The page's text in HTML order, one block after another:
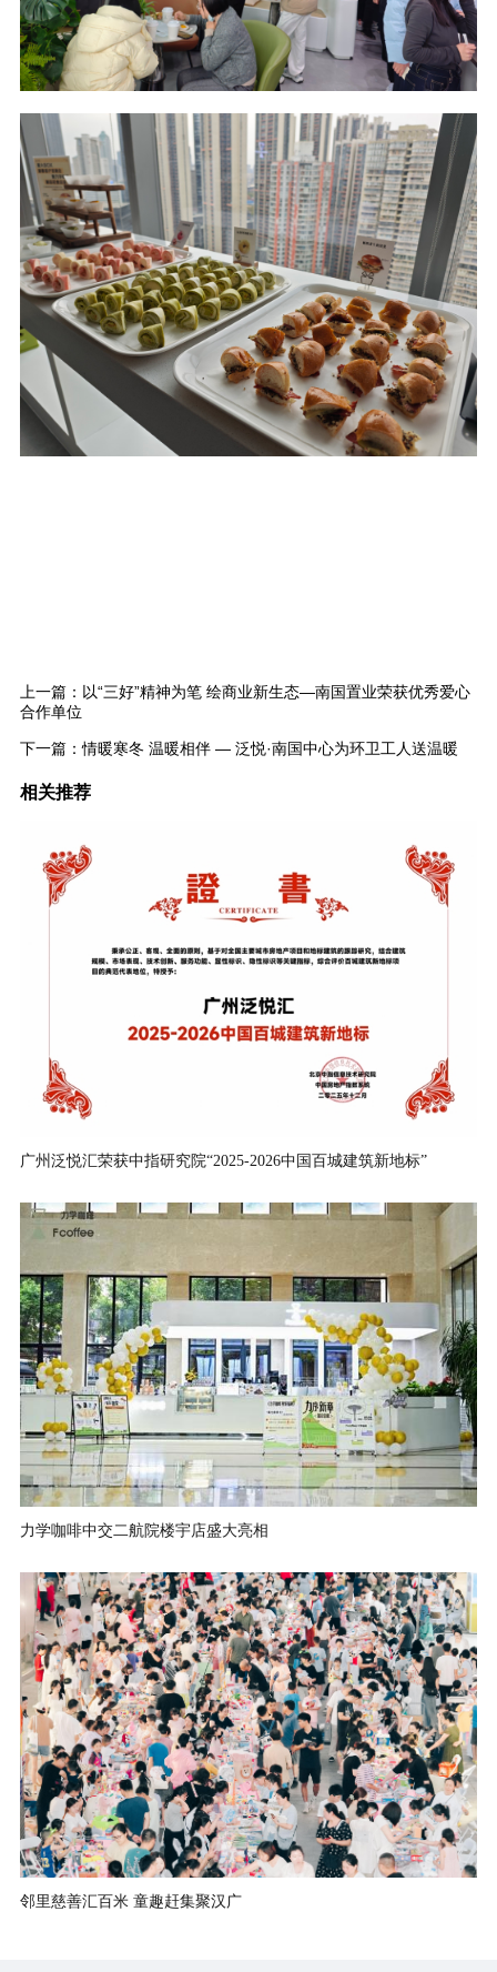
上一篇： 以“三好”精神为笔 绘商业新生态—南国置业荣获优秀爱心
合作单位
下一篇：情暖寒冬 温暖相伴 — 泛悦·南国中心为环卫工人送温暖
相关推荐
广州泛悦汇荣获中指研究院“2025-2026中国百城建筑新地标”
力学咖啡中交二航院楼宇店盛大亮相
邻里慈善汇百米 童趣赶集聚汉广